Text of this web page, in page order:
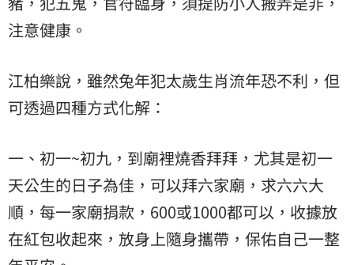
注意健康。
江柏樂說，雖然兔年犯太歲生肖流年恐不利，但
可透過四種方式化解：
一、初一~初九，到廟裡燒香拜拜，尤其是初一
天公生的日子為佳，可以拜六家廟，求六六大
順，每一家廟捐款，600或1000都可以，收據放
在紅包收起來，放身上隨身攜帶，保佑自己一整